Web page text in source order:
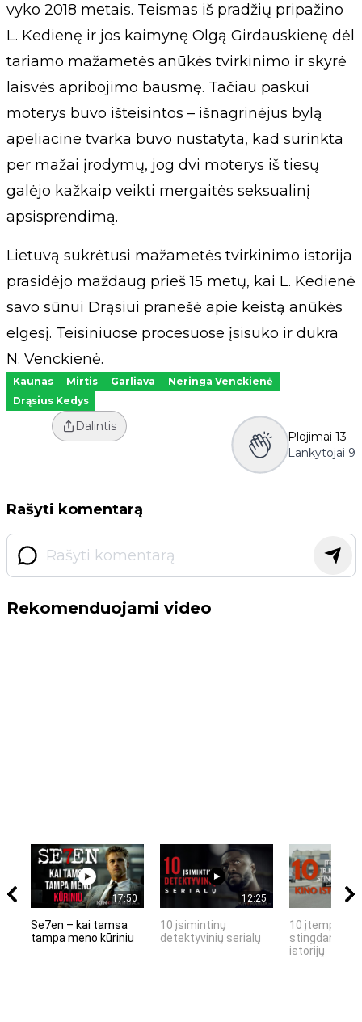
vyko 2018 metais. Teismas iš pradžių pripažino
L. Kedienę ir jos kaimynę Olgą Girdauskienę dėl
tariamo mažametės anūkės tvirkinimo ir skyrė
laisvės apribojimo bausmę. Tačiau paskui
moterys buvo išteisintos – išnagrinėjus bylą
apeliacine tvarka buvo nustatyta, kad surinkta
per mažai įrodymų, jog dvi moterys iš tiesų
galėjo kažkaip veikti mergaitės seksualinį
apsisprendimą.
Lietuvą sukrėtusi mažametės tvirkinimo istorija
prasidėjo maždaug prieš 15 metų, kai L. Kedienė
savo sūnui Drąsiui pranešė apie keistą anūkės
elgesį. Teisiniuose procesuose įsisuko ir dukra
N. Venckienė.
Kaunas Mirtis Garliava
Neringa Venckienė
Drąsius Kedys
Dalintis
Plojimai 13
Lankytojai 9
Rašyti komentarą
Rekomenduojami video
17:50
Se7en – kai tamsa
tampa meno kūriniu
12:25
10 įsimintinų
detektyvinių serialų
10 įtemptų,
stingdančių
istorijų